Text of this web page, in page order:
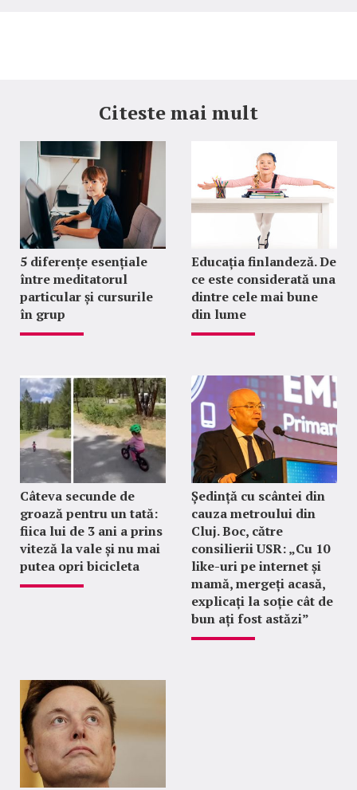
Citeste mai mult
5 diferențe esențiale
între meditatorul
particular și cursurile
în grup
Educația finlandeză. De
ce este considerată una
dintre cele mai bune
din lume
Câteva secunde de
groază pentru un tată:
fiica lui de 3 ani a prins
viteză la vale și nu mai
putea opri bicicleta
Ședință cu scântei din
cauza metroului din
Cluj. Boc, către
consilierii USR: „Cu 10
like-uri pe internet și
mamă, mergeți acasă,
explicați la soție cât de
bun ați fost astăzi”